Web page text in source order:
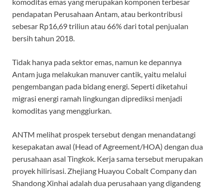
pendapatan Perusahaan Antam, atau berkontribusi
sebesar Rp16,69 triliun atau 66% dari total penjualan
bersih tahun 2018.
Tidak hanya pada sektor emas, namun ke depannya
Antam juga melakukan manuver cantik, yaitu melalui
pengembangan pada bidang energi. Seperti diketahui
migrasi energi ramah lingkungan diprediksi menjadi
komoditas yang menggiurkan.
ANTM melihat prospek tersebut dengan menandatangi
kesepakatan awal (Head of Agreement/HOA) dengan dua
perusahaan asal Tingkok. Kerja sama tersebut merupakan
proyek hilirisasi. Zhejiang Huayou Cobalt Company dan
Shandong Xinhai adalah dua perusahaan yang digandeng